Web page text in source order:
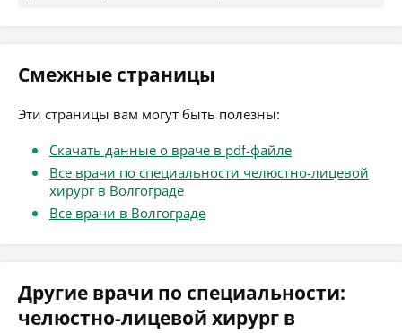
Смежные страницы
Эти страницы вам могут быть полезны:
Скачать данные о враче в pdf-файле
Все врачи по специальности челюстно-лицевой
хирург в Волгограде
Все врачи в Волгограде
Другие врачи по специальности:
челюстно-лицевой хирург в